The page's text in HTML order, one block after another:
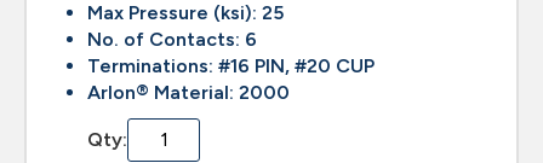
Max Pressure (ksi): 25
No. of Contacts: 6
Terminations: #16 PIN, #20 CUP
Arlon® Material: 2000
Qty: